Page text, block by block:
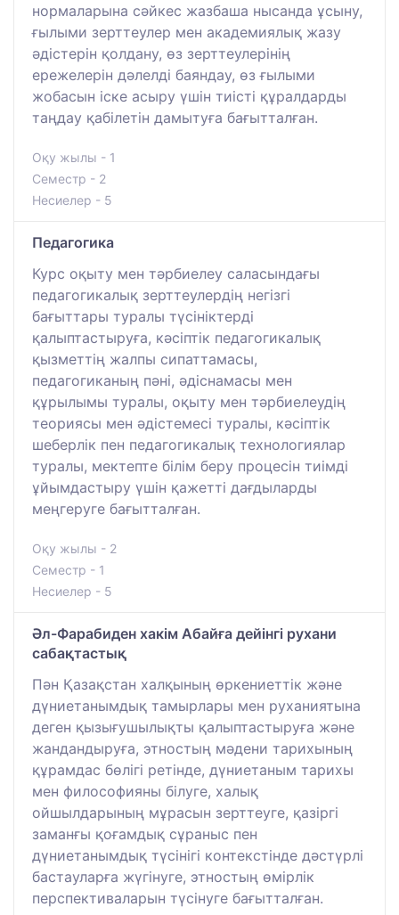
нормаларына сәйкес жазбаша нысанда ұсыну,
ғылыми зерттеулер мен академиялық жазу
әдістерін қолдану, өз зерттеулерінің
ережелерін дәлелді баяндау, өз ғылыми
жобасын іске асыру үшін тиісті құралдарды
таңдау қабілетін дамытуға бағытталған.
Оқу жылы - 1
Семестр - 2
Несиелер - 5
Педагогика
Курс оқыту мен тәрбиелеу саласындағы
педагогикалық зерттеулердің негізгі
бағыттары туралы түсініктерді
қалыптастыруға, кәсіптік педагогикалық
қызметтің жалпы сипаттамасы,
педагогиканың пәні, әдіснамасы мен
құрылымы туралы, оқыту мен тәрбиелеудің
теориясы мен әдістемесі туралы, кәсіптік
шеберлік пен педагогикалық технологиялар
туралы, мектепте білім беру процесін тиімді
ұйымдастыру үшін қажетті дағдыларды
меңгеруге бағытталған.
Оқу жылы - 2
Семестр - 1
Несиелер - 5
Әл-Фарабиден хакім Абайға дейінгі рухани
сабақтастық
Пән Қазақстан халқының өркениеттік және
дүниетанымдық тамырлары мен руханиятына
деген қызығушылықты қалыптастыруға және
жандандыруға, этностың мәдени тарихының
құрамдас бөлігі ретінде, дүниетаным тарихы
мен философияны білуге, халық
ойшылдарының мұрасын зерттеуге, қазіргі
заманғы қоғамдық сұраныс пен
дүниетанымдық түсінігі контекстінде дәстүрлі
бастауларға жүгінуге, этностың өмірлік
перспективаларын түсінуге бағытталған.